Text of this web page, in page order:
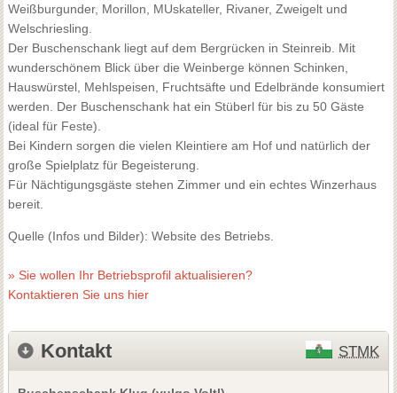
Weißburgunder, Morillon, MUskateller, Rivaner, Zweigelt und
Welschriesling.
Der Buschenschank liegt auf dem Bergrücken in Steinreib. Mit
wunderschönem Blick über die Weinberge können Schinken,
Hauswürstel, Mehlspeisen, Fruchtsäfte und Edelbrände konsumiert
werden. Der Buschenschank hat ein Stüberl für bis zu 50 Gäste
(ideal für Feste).
Bei Kindern sorgen die vielen Kleintiere am Hof und natürlich der
große Spielplatz für Begeisterung.
Für Nächtigungsgäste stehen Zimmer und ein echtes Winzerhaus
bereit.
Quelle (Infos und Bilder): Website des Betriebs.
» Sie wollen Ihr Betriebsprofil aktualisieren?
Kontaktieren Sie uns hier
Kontakt STMK